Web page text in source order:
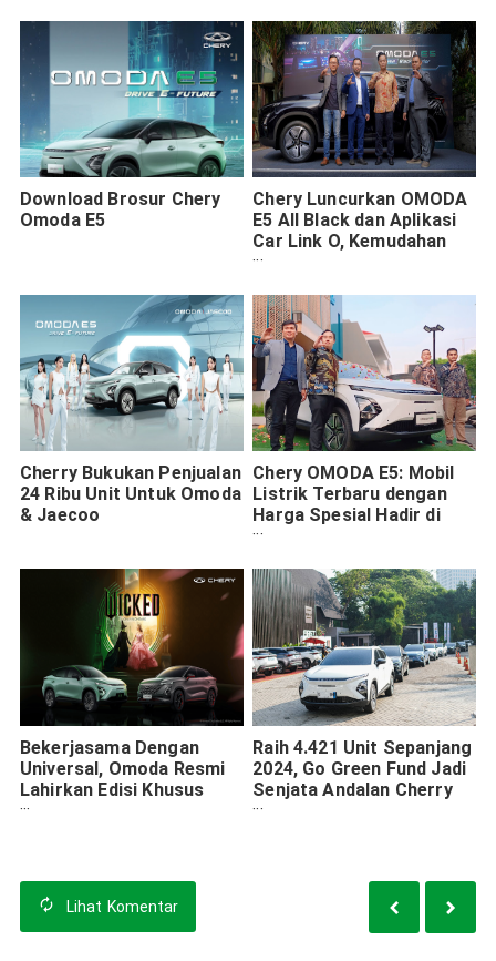
Download Brosur Chery
Omoda E5
Chery Luncurkan OMODA
E5 All Black dan Aplikasi
Car Link O, Kemudahan
Baru dalam Genggaman
Cherry Bukukan Penjualan
24 Ribu Unit Untuk Omoda
& Jaecoo
Chery OMODA E5: Mobil
Listrik Terbaru dengan
Harga Spesial Hadir di
Jawa Timur
Bekerjasama Dengan
Universal, Omoda Resmi
Lahirkan Edisi Khusus
Menyambut Perilisan Film
Raih 4.421 Unit Sepanjang
2024, Go Green Fund Jadi
Senjata Andalan Cherry
Dalam Pemasaran Omoda
Lihat Komentar